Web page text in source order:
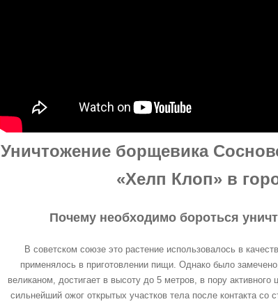
Уничтожение борщевика
«Хелп Клоп» в
Почему необходимо бороться
В советском союзе это растение использовалось в
применялось в приготовлении пищи. Однако было
великаном, достигает в высоту до 5 метров, в пору активного
сильнейший ожог открытых участков тела после контакта со